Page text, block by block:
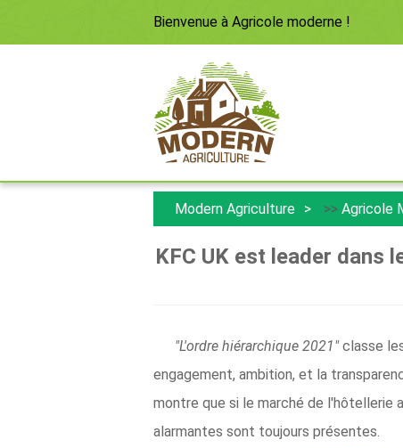
Bienvenue à Agricole moderne !
Modern Agriculture >> Agricole
KFC UK est leader dans
"L'ordre hiérarchique 2021"classe
engagement, ambition, et la
montre que si le marché de l'hôtellerie
alarmantes sont toujours présentes.